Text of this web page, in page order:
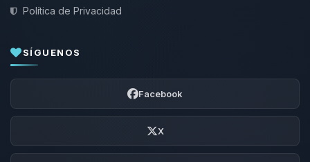
Política de Privacidad
SÍGUENOS
Facebook
X